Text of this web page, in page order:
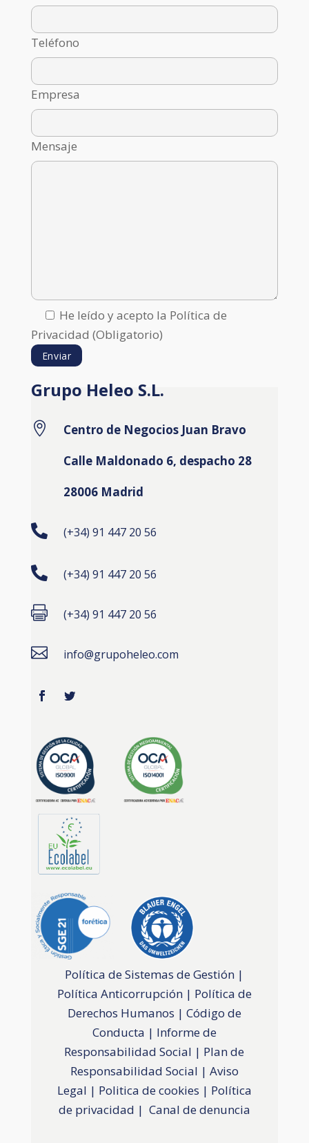
Teléfono
Empresa
Mensaje
He leído y acepto la Política de
Privacidad (Obligatorio)
Grupo Heleo S.L.

Centro de Negocios Juan Bravo
Calle Maldonado 6, despacho 28
28006 Madrid
 (+34) 91 447 20 56
 (+34) 91 447 20 56
 (+34) 91 447 20 56
 info@grupoheleo.com
Política de Sistemas de Gestión |
Política Anticorrupción| Política de
Derechos Humanos | Código de
Conducta | Informe de
Responsabilidad Social | Plan de
Responsabilidad Social | Aviso
Legal | Politica de cookies | Política
de privacidad | Canal de denuncia